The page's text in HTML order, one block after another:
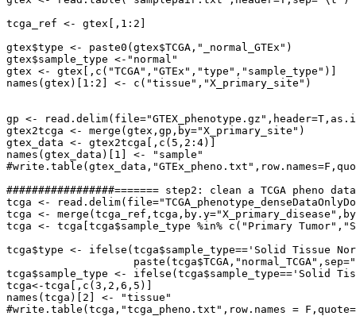
tcga_ref <- gtex[,1:2]
gtex$type <- paste0(gtex$TCGA,"_normal_GTEx")
gtex$sample_type <-"normal"
gtex <- gtex[,c("TCGA","GTEx","type","sample_type")]
names(gtex)[1:2] <- c("tissue","X_primary_site")
gp <-
gtex2tcga <- merge(gtex,gp,by="X_primary_site")
gtex_data <- gtex2tcga[,c(5,2:4)]
names(gtex_data)[1] <- "sample"
#################======= step2: clean a TCGA pheno
tcga <-
tcga <-
tcga <- tcga[tcga$sample_type %in% c("Primary
tcga$type <- ifelse(tcga$sample_type=='Solid Tissue
tcga$sample_type <- ifelse(tcga$sample_type=='Solid
tcga<-tcga[,c(3,2,6,5)]
names(tcga)[2] <- "tissue"
#write.table(tcga,"tcga_pheno.txt",row.names =